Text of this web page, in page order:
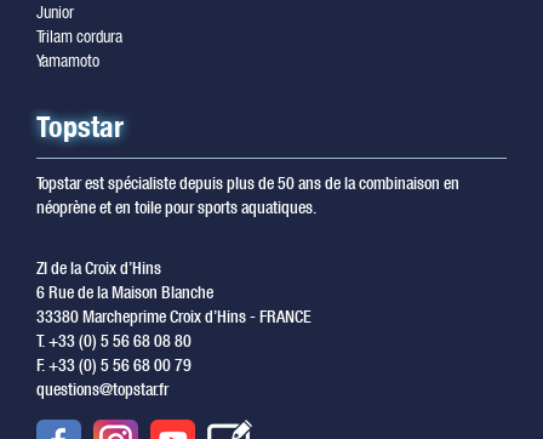
Junior
Trilam cordura
Yamamoto
Topstar
Topstar est spécialiste depuis plus de 50 ans de la combinaison en
néoprène et en toile pour sports aquatiques.
ZI de la Croix d’Hins
6 Rue de la Maison Blanche
33380 Marcheprime Croix d’Hins - FRANCE
T. +33 (0) 5 56 68 08 80
F. +33 (0) 5 56 68 00 79
questions@topstar.fr